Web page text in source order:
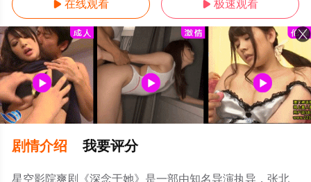
 在线观看  极速观看
剧情介绍 我要评分
星空影院爽剧《深念于她》是一部由知名导演执导，张北